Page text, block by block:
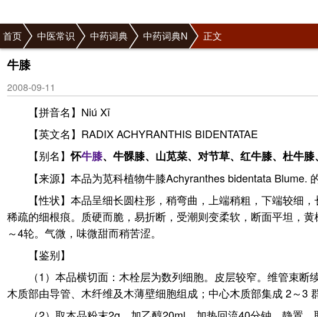
首页 中医常识 中药词典 中药词典N 正文
牛膝
2008-09-11
【拼音名】Niú Xī
【英文名】RADIX ACHYRANTHIS BIDENTATAE
【别名】怀牛膝、牛髁膝、山苋菜、对节草、红牛膝、杜牛膝、
【来源】本品为苋科植物牛膝Achyranthes bidentata
【性状】本品呈细长圆柱形，稍弯曲，上端稍粗，下端较细
稀疏的细根痕。质硬而脆，易折断，受潮则变柔软，断面平坦，
～4轮。气微，味微甜而稍苦涩。
【鉴别】
（1）本品横切面：木栓层为数列细胞。皮层较窄。维管束
木质部由导管、木纤维及木薄壁细胞组成；中心木质部集成 2～3